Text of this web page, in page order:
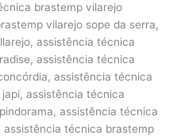
brastemp vilarejo
vilarejo sope da serra,
assistência técnica
assistência técnica
assistência técnica
assistência técnica
assistência técnica
técnica brastemp